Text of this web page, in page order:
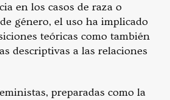
en los casos de raza o
género, el uso ha implicado
teóricas como también
descriptivas a las relaciones
preparadas como la